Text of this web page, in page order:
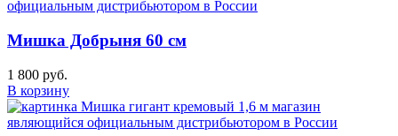
Мишка Добрыня 60 см
1 800 руб.
В корзину